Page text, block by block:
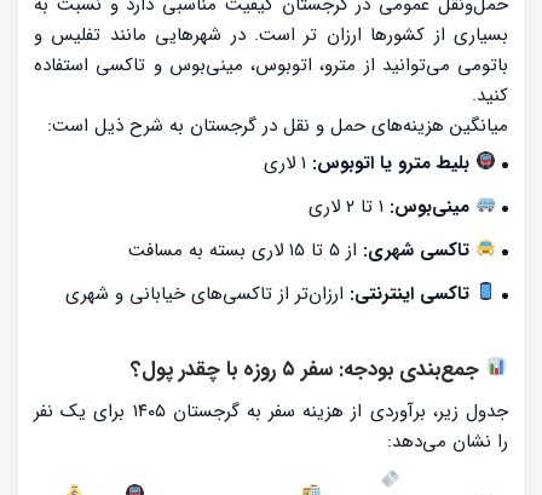
بسیاری از کشورها ارزان تر است. در شهرهایی مانند تفلیس و
باتومی می‌توانید از مترو، اتوبوس، مینی‌بوس و تاکسی استفاده
کنید.
میانگین هزینه‌های حمل و نقل در گرجستان به شرح ذیل است:
بلیط مترو یا اتوبوس:
مینی‌بوس:
تاکسی شهری: از ۵ تا ۱۵ لاری بسته به مسافت
تاکسی اینترنتی: ارزان‌تر از تاکسی‌های خیابانی و شهری
جمع‌بندی بودجه: سفر ۵ روزه با چقدر پول؟
جدول زیر، برآوردی از هزینه سفر به گرجستان ۱۴۰۵ برای یک نفر
را نشان می‌دهد: